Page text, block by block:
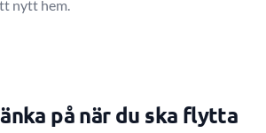
nytt hem.
på när du ska flytta